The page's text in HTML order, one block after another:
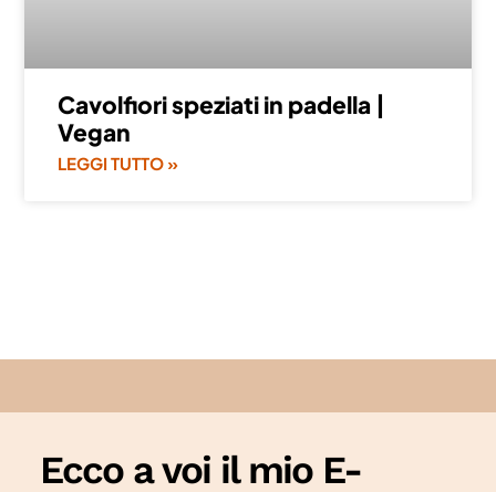
Cavolfiori speziati in padella |
Vegan
LEGGI TUTTO »
Ecco a voi il mio E-